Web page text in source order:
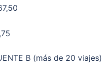
B (más de 20 viajes)